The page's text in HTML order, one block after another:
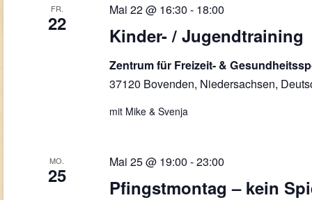
FR.
22
Kinder- / Jugendtraining
Mai 22 @ 16:30- 18:00
Zentrum für Freizeit- &
37120 Bovenden, Niedersachsen,
mit Mike & Svenja
MO.
25
Pfingstmontag – kein
Mai 25 @ 19:00-23:00